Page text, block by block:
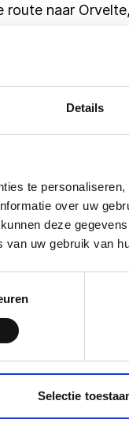
Details
te
over uw
deze
uw gebruik van
Selectie
naar
splitsen
vrije tijd is. De
van een
eigen
Veel is gratis
aan Orvelte
€
€
€